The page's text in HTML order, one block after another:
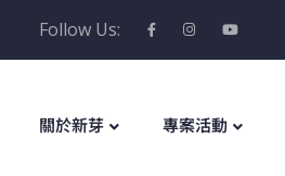
Follow Us:
關於新芽 專案活動